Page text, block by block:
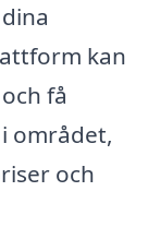
kan
få
området,
och